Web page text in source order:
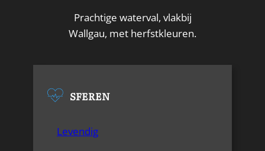
Prachtige waterval, vlakbij
Wallgau, met herfstkleuren.
SFEREN
Levendig